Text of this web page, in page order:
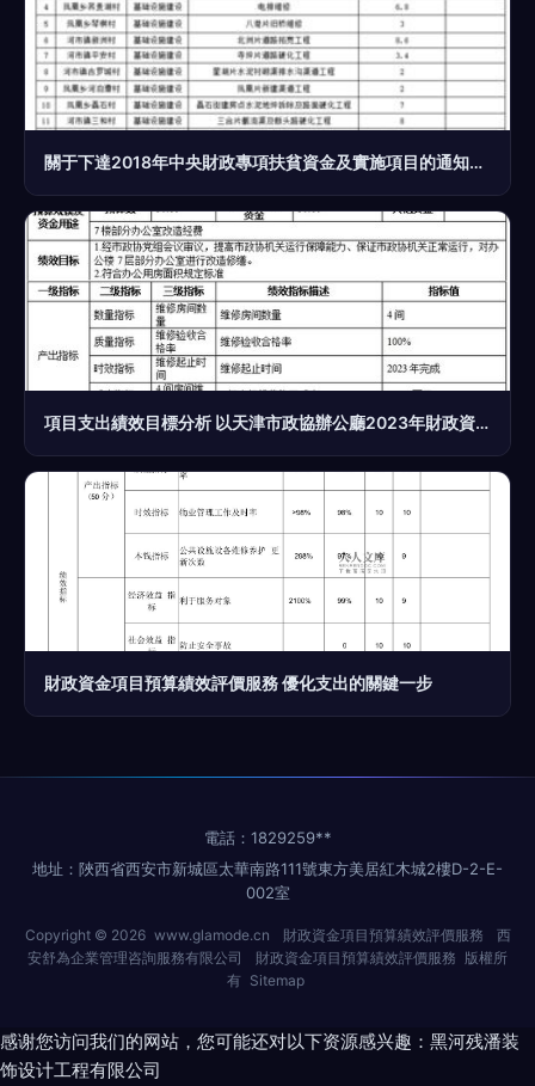
關于下達2018年中央財政專項扶貧資金及實施項目的通知與績效評價服務分析
項目支出績效目標分析 以天津市政協辦公廳2023年財政資金預算績效評價服務為例
財政資金項目預算績效評價服務 優化支出的關鍵一步
電話：1829259**
地址：陜西省西安市新城區太華南路111號東方美居紅木城2樓D-2-E-
002室
Copyright © 2026 www.glamode.cn 財政資金項目預算績效評價服務
西
安舒為企業管理咨詢服務有限公司
財政資金項目預算績效評價服務 版權所
有 Sitemap
感谢您访问我们的网站，您可能还对以下资源感兴趣：黑河残潘装
饰设计工程有限公司